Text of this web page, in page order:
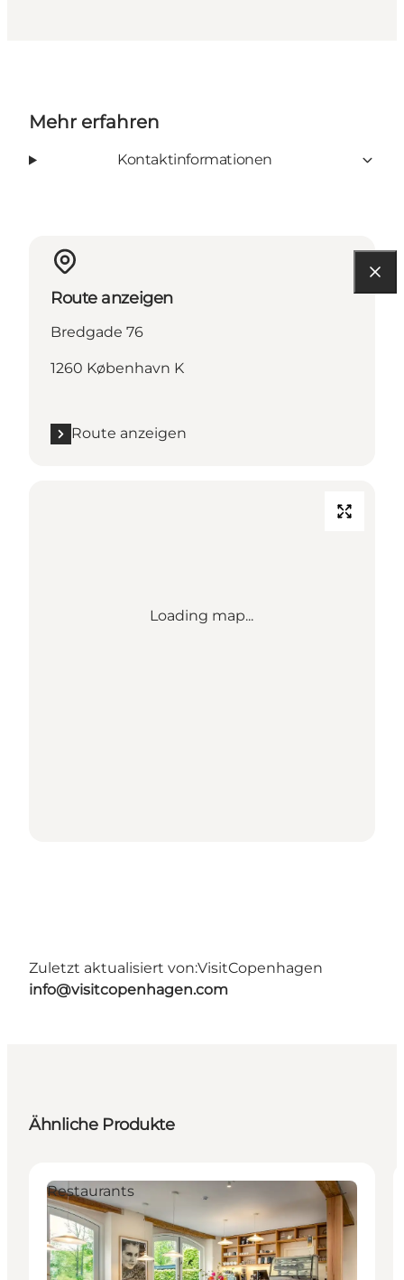
Mehr erfahren
Kontaktinformationen
Route anzeigen
Bredgade 76
1260 København K
Route anzeigen
Loading map...
Zuletzt aktualisiert von:VisitCopenhagen
info@visitcopenhagen.com
Ähnliche Produkte
Restaurants